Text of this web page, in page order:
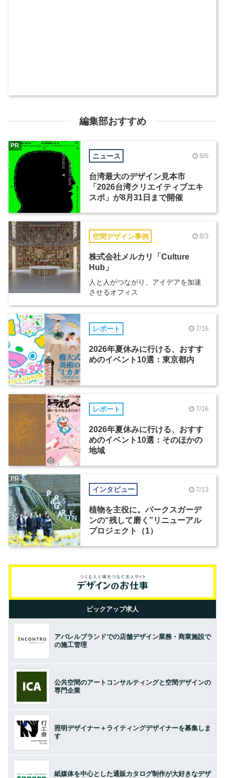
編集部おすすめ
ニュース 8/6
台湾最大のデザイン見本市
「2026台湾クリエイティブエキ
スポ」が8月31日まで開催
PR
空間デザイン事例 8/3
株式会社メルカリ「Culture
Hub」
人と人がつながり、アイデアを加速
させるオフィス
レポート 7/16
2026年夏休みに行ける、おすす
めのイベント10選：東京都内
レポート 7/16
2026年夏休みに行ける、おすす
めのイベント10選：そのほかの
地域
インタビュー 7/13
植物を主役に。パークスガーデ
ンの“残して磨く”リニューアル
プロジェクト（1）
PR
ピックアップ求人
アパレルブランドでの店舗デザイン業務・商業施設で
の施工管理
公共空間のアートコンサルティングと空間デザインの
専門企業
照明デザイナー＋ライティングデザイナーを募集しま
す
紙媒体を中心とした通販カタログ制作が大好きなデザ